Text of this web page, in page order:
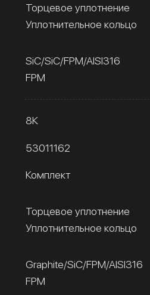
Торцевое уплотнение
Уплотнительное кольцо
SiC/SiC/FPM/AISI316
FPM
8К
53011162
Комплект
Торцевое уплотнение
Уплотнительное кольцо
Graphite/SiC/FPM/AISI316
FPM